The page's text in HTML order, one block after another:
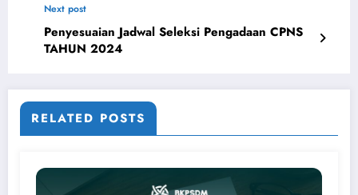
Next post
Penyesuaian Jadwal Seleksi Pengadaan CPNS
TAHUN 2024
RELATED POSTS